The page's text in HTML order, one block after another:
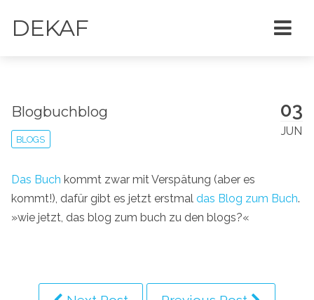
DEKAF
03
JUN
Blogbuchblog
BLOGS
Das Buch kommt zwar mit Verspätung (aber es
kommt!), dafür gibt es jetzt erstmal das Blog zum Buch.
»wie jetzt, das blog zum buch zu den blogs?«